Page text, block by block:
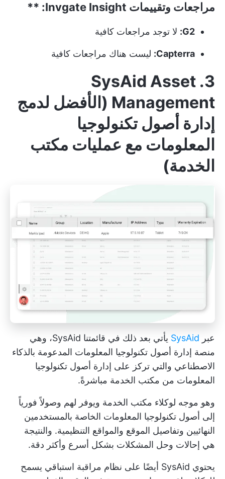
مراجعات وتقييمات Invgate Insight: **
G2: لا توجد مراجعات كافية
Capterra: ليست هناك مراجعات كافية
3. SysAid Asset
Management (الأفضل لدمج
إدارة أصول تكنولوجيا
المعلومات مع عمليات مكتب
الخدمة)
عبر SysAid
يأتي بعد ذلك في قائمتنا SysAid، وهي
منصة إدارة أصول تكنولوجيا المعلومات المدعومة بالذكاء
الاصطناعي والتي تركز على إدارة أصول تكنولوجيا
المعلومات من مكتب الخدمة مباشرةً.
وهو موجه لوكلاء مكتب الخدمة ويوفر لهم وصولاً فورياً
إلى أصول تكنولوجيا المعلومات الخاصة بالمستخدمين
النهائيين وتفاصيل الموقع والمواقع التنظيمية. والنتيجة
هي إحالات وحل المشكلات بشكل أسرع وأكثر دقة.
يحتوي SysAid أيضًا على نظام مراقبة استباقي يسمح